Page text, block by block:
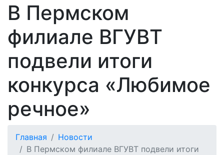
В Пермском
филиале ВГУВТ
подвели итоги
конкурса «Любимое
речное»
Главная
Новости
В Пермском филиале ВГУВТ подвели итоги